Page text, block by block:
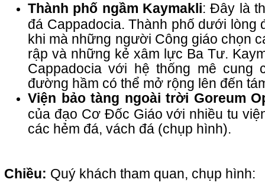
Thành phố ngầm Kaymakli: Đây là
đá Cappadocia. Thành phố dưới lòng
khi mà những người Công giáo chọn
rập và những kẻ xâm lực Ba Tư.
Cappadocia với hệ thống mê cung
đường hầm có thể mở rộng lên đến
Viện bảo tàng ngoài trời Goreum
của đạo Cơ Đốc Giáo với nhiều tu
các hẻm đá, vách đá (chụp hình).
Chiều: Quý khách tham quan, chụp hình: